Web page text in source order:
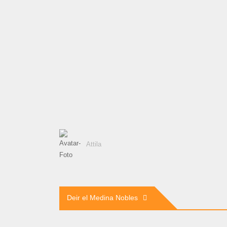
Attila
Beitragsnavigation
Deir el Medina Nobles